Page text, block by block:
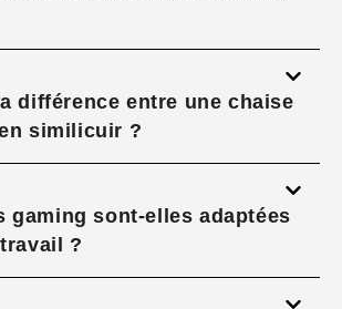
différence entre une chaise
similicuir ?
gaming sont-elles adaptées
?